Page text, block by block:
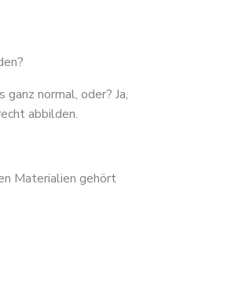
normal, oder? Ja,
abbilden.
Materialien gehört